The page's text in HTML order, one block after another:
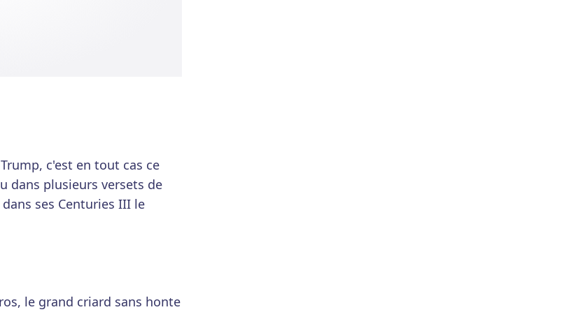
c'est en tout cas ce
dans plusieurs versets de
ses Centuries III le
le grand criard sans honte